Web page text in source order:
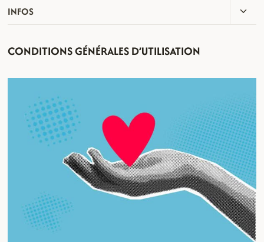
MENU
INFOS
CONDITIONS GÉNÉRALES D’UTILISATION